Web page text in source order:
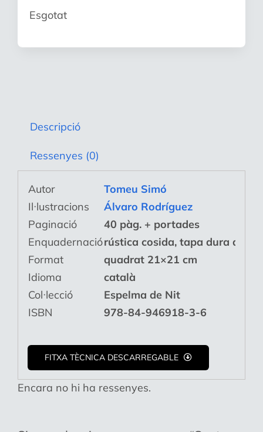
Esgotat
Descripció
Ressenyes (0)
Autor
Tomeu Simó
Il·lustracions
Álvaro Rodríguez
Paginació
40 pàg. + portades
Enquadernaciórústica cosida, tapa dura de
Format
quadrat 21×21 cm
Idioma
català
Col·lecció
Espelma de Nit
ISBN
978-84-946918-3-6
FITXA TÈCNICA DESCARREGABLE
Encara no hi ha ressenyes.